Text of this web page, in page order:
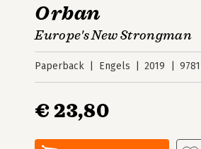
Orban
Europe's New Strongman
Paperback Engels 2019
€ 23,80